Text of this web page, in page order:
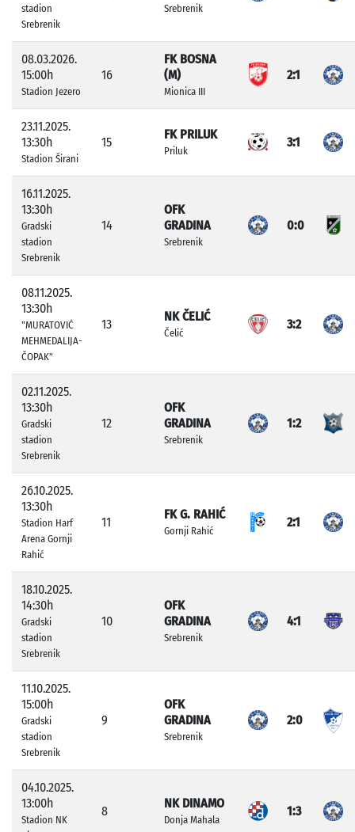
stadion
Srebrenik
Srebrenik
08.03.2026.
15:00h
Stadion Jezero
16
FK BOSNA
(M)
Mionica III
2:1
23.11.2025.
13:30h
Stadion Širani
15
FK PRILUK
Priluk
3:1
16.11.2025.
13:30h
Gradski
stadion
Srebrenik
14
OFK
GRADINA
Srebrenik
0:0
08.11.2025.
13:30h
"MURATOVIĆ
MEHMEDALIJA-
ČOPAK"
13
NK ČELIĆ
Čelić
3:2
02.11.2025.
13:30h
Gradski
stadion
Srebrenik
12
OFK
GRADINA
Srebrenik
1:2
26.10.2025.
13:30h
Stadion Harf
Arena Gornji
Rahić
11
FK G. RAHIĆ
Gornji Rahić
2:1
18.10.2025.
14:30h
Gradski
stadion
Srebrenik
10
OFK
GRADINA
Srebrenik
4:1
11.10.2025.
15:00h
Gradski
stadion
Srebrenik
9
OFK
GRADINA
Srebrenik
2:0
04.10.2025.
13:00h
Stadion NK
8
NK DINAMO
Donja Mahala
1:3